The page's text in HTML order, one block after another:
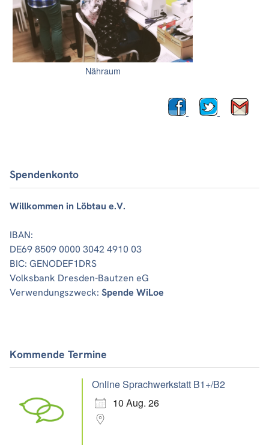
Nähraum
Spendenkonto
Willkommen in Löbtau e.V.
IBAN:
DE69 8509 0000 3042 4910 03
BIC: GENODEF1DRS
Volksbank Dresden-Bautzen eG
Verwendungszweck: Spende WiLoe
Kommende Termine
Online Sprachwerkstatt B1+/B2
10 Aug. 26